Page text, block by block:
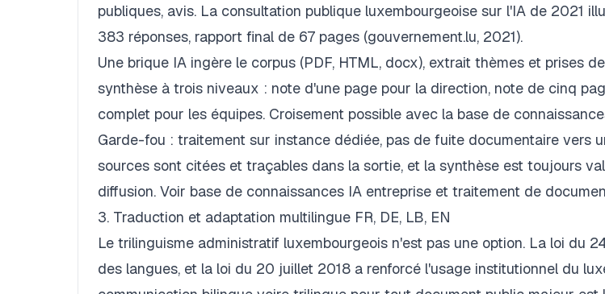
publiques, avis. La consultation publique luxembourgeoise sur l'IA de 2021
383 réponses, rapport final de 67 pages (gouvernement.lu, 2021).
Une brique IA ingère le corpus (PDF, HTML, docx), extrait thèmes et prises
synthèse à trois niveaux : note d'une page pour la direction, note de cinq
complet pour les équipes. Croisement possible avec la base de
Garde-fou : traitement sur instance dédiée, pas de fuite documentaire vers
sources sont citées et traçables dans la sortie, et la synthèse est toujours
diffusion. Voir base de connaissances IA entreprise et traitement de
3. Traduction et adaptation multilingue FR, DE, LB, EN
Le trilinguisme administratif luxembourgeois n'est pas une option. La loi du
des langues, et la loi du 20 juillet 2018 a renforcé l'usage institutionnel du